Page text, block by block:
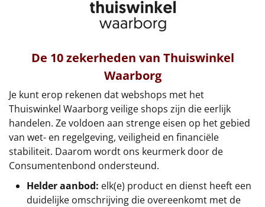
Leuke
Goedkope
Uniek
Alle thema's
Artikel
Hitster NIEUW
De 10 zekerheden van Thuiswinkel
Waarborg
Je kunt erop rekenen dat webshops met het
Thuiswinkel Waarborg veilige shops zijn die eerlijk
handelen. Ze voldoen aan strenge eisen op het gebied
van wet- en regelgeving, veiligheid en financiële
stabiliteit. Daarom wordt ons keurmerk door de
Consumentenbond ondersteund.
Helder aanbod: elk(e) product en dienst heeft een
duidelijke omschrijving die overeenkomt met de